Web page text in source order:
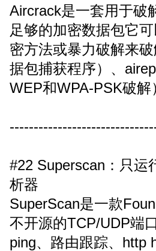
Aircrack是一套用于破
足够的加密数据包它
密方法或暴力破解来
据包捕获程序）、
WEP和WPA-PSK破
#22 Superscan：只运
析器
SuperScan是一款
不开源的TCP/UDP端
ping、路由跟踪、http